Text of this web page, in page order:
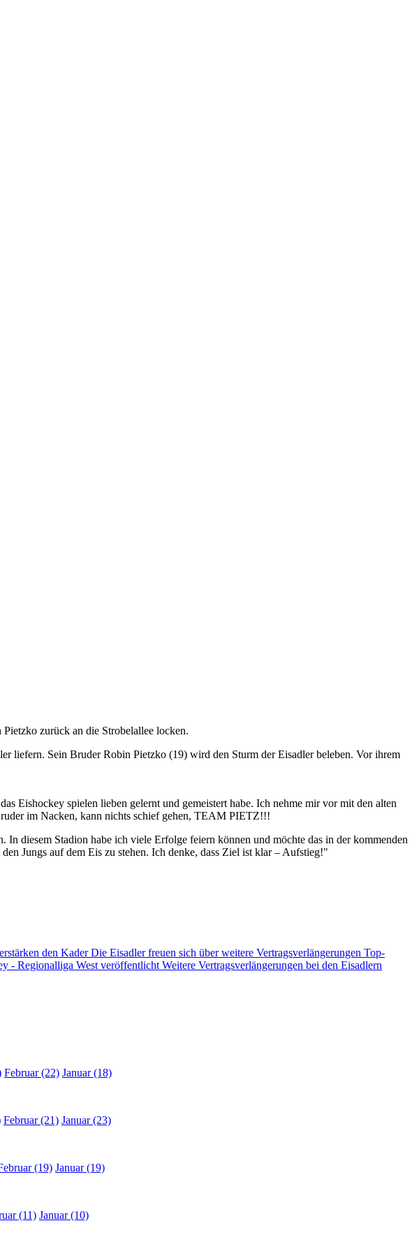
zurück an die Strobelallee locken.
liefern. Sein Bruder Robin Pietzko (19) wird den Sturm der Eisadler beleben. Vor ihrem
Eishockey spielen lieben gelernt und gemeistert habe. Ich nehme mir vor mit den alten
im Nacken, kann nichts schief gehen, TEAM PIETZ!!!
diesem Stadion habe ich viele Erfolge feiern können und möchte das in der kommenden
Jungs auf dem Eis zu stehen. Ich denke, dass Ziel ist klar – Aufstieg!"
den KaderDie Eisadler freuen sich über weitere Vertragsverlängerungen Top-
- Regionalliga West veröffentlicht Weitere Vertragsverlängerungen bei den Eisadlern
Februar (22) Januar (18)
Februar (21) Januar (23)
(19) Januar (19)
(11) Januar (10)